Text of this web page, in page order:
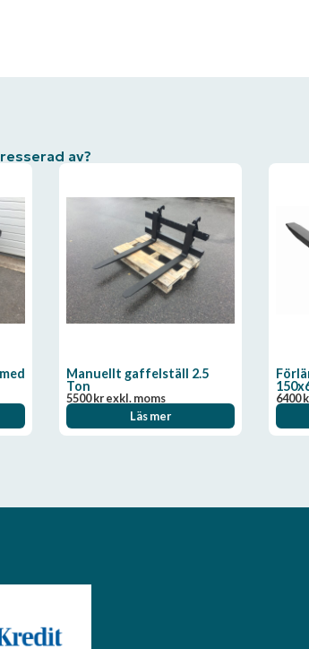
av?
Manuellt gaffelställ 2.5
Ton
5500krexkl. moms
Läs mer
6400